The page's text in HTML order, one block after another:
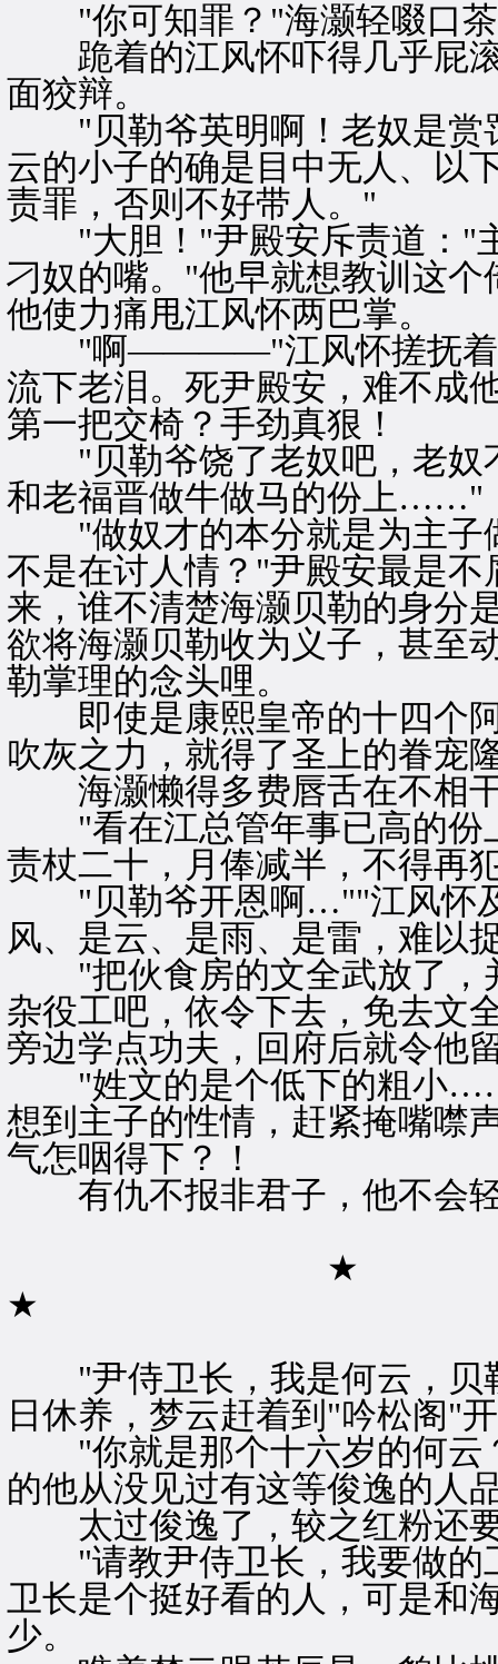
"你可知罪？"海灏轻啜口茶
跪着的江风怀吓得几乎屁滚
面狡辩。
"贝勒爷英明啊！老奴是赏
云的小子的确是目中无人、以
责罪，否则不好带人。"
"大胆！"尹殿安斥责道："
刁奴的嘴。"他早就想教训这
他使力痛甩江风怀两巴掌。
"啊————"江风怀搓抚着两
流下老泪。死尹殿安，难不成
第一把交椅？手劲真狠！
"贝勒爷饶了老奴吧，老奴
和老福晋做牛做马的份上……"
"做奴才的本分就是为主子
不是在讨人情？"尹殿安最是
来，谁不清楚海灏贝勒的身分
欲将海灏贝勒收为义子，甚至
勒掌理的念头哩。
即使是康熙皇帝的十四个阿
吹灰之力，就得了圣上的眷宠
海灏懒得多费唇舌在不相干
"看在江总管年事已高的份
责杖二十，月俸减半，不得再
"贝勒爷开恩啊…""江风怀及
风、是云、是雨、是雷，难以
"把伙食房的文全武放了，
杂役工吧，依令下去，免去文
旁边学点功夫，回府后就令他
"姓文的是个低下的粗小
想到主子的性情，赶紧掩嘴噤
气怎咽得下？！
有仇不报非君子，他不会
★
★
"尹侍卫长，我是何云，贝
日休养，梦云赶着到"吟松阁"
"你就是那个十六岁的何云
的他从没见过有这等俊逸的人
太过俊逸了，较之红粉还
"请教尹侍卫长，我要做的
卫长是个挺好看的人，可是和
少。